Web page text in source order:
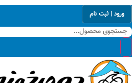
پرش
محتوا
ورود | ثبت نام